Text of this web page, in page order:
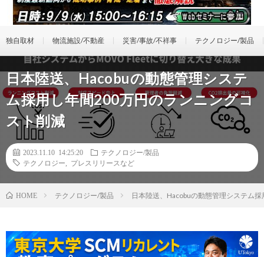
独自取材 物流施設/不動産 災害/事故/不祥事 テクノロジー/製品
日本陸送、Hacobuの動態管理システ
ム採用し年間200万円のランニングコ
スト削減
2023.11.10 14:25:20
テクノロジー/製品
テクノロジー
プレスリリースなど
HOME テクノロジー/製品 日本陸送、Hacobuの動態管理システム